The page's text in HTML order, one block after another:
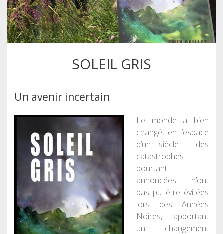
SOLEIL GRIS
Un avenir incertain
Le monde a bien
changé, en l’espace
d’un siècle : des
catastrophes
pourtant
annoncées n’ont
pas pu être évitées
lors des Années
Noires, apportant
un changement